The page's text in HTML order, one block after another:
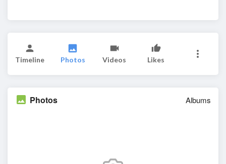
Timeline Photos Videos Likes
Photos Albums